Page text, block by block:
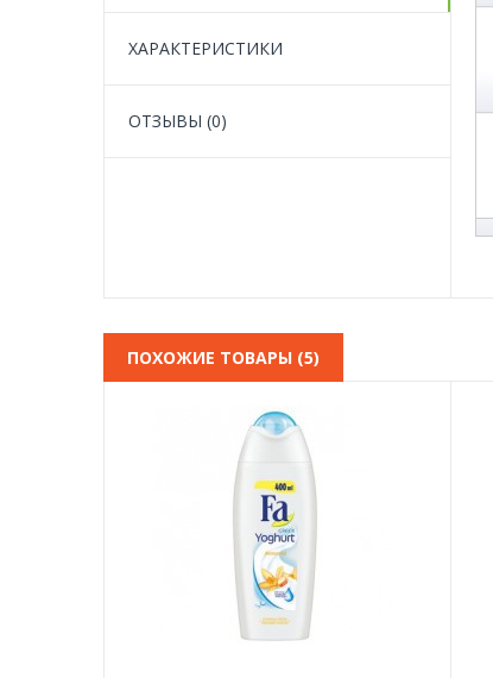
ХАРАКТЕРИСТИКИ
ОТЗЫВЫ (0)
ПОХОЖИЕ ТОВАРЫ (5)